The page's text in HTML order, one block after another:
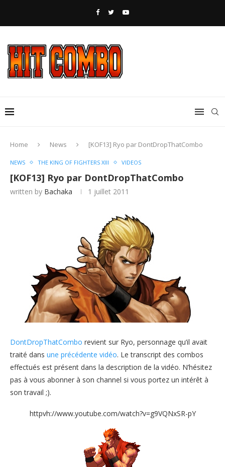
Home News [KOF13] Ryo par DontDropThatCombo
NEWS THE KING OF FIGHTERS XIII VIDEOS
[KOF13] Ryo par DontDropThatCombo
written by Bachaka 1 juillet 2011
DontDropThatCombo revient sur Ryo, personnage qu’il avait
traité dans une précédente vidéo. Le transcript des combos
effectués est présent dans la description de la vidéo. N’hésitez
pas à vous abonner à son channel si vous portez un intérêt à
son travail ;).
httpvh://www.youtube.com/watch?v=g9VQNxSR-pY